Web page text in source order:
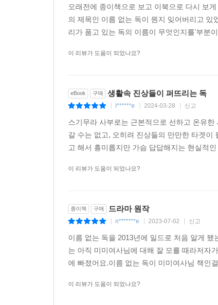
오래전에 종이책으로 보고 이북으로 다시 보
의 제목인 이름 없는 독이 뭔지 잊어버리고
리가 품고 있는 독의 이름이 무엇인지를'부분
이 리뷰가 도움이 되었나요?
eBook 구매 생활속 진상들이 퍼뜨리는 독
l******e 2024-03-28 신고
스기무라 사부로는 근본적으로 선하고 온유
갈 수는 없고, 오히려 진상들의 만만한 타겟
고 해서 흥미롭지만 가슴 답답해지는 현실적
이 리뷰가 도움이 되었나요?
종이책 구매 드라마 원작
n*******e 2023-07-02 신고
이름 없는 독을 2013년에 일드로 처음 알게
는 아직 미미여사님에 대해 잘 모를 때라저자
에 빠졌어요.이름 없는 독이 미미여사님 책인
이 리뷰가 도움이 되었나요?